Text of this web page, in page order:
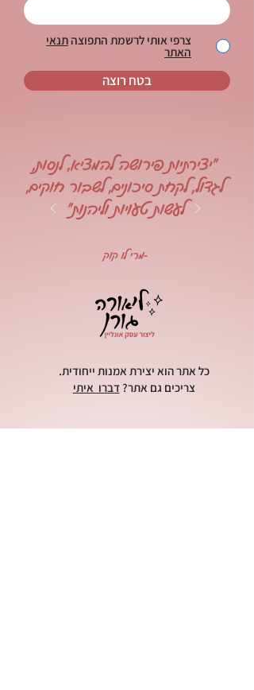
צרפי אותי לרשמת התפוצהתנאי
האתר
בטח רוצה
כל אתר הוא יצירת אמנות ייחודית.
צריכים גם אתר?דברו איתי
"יצירתיות פירושה להמציא, לנסות,
לגדול, לקחת סיכונים, לשבור חוקים,
לעשות טעויות וליהנות"
-מרי לו קוק